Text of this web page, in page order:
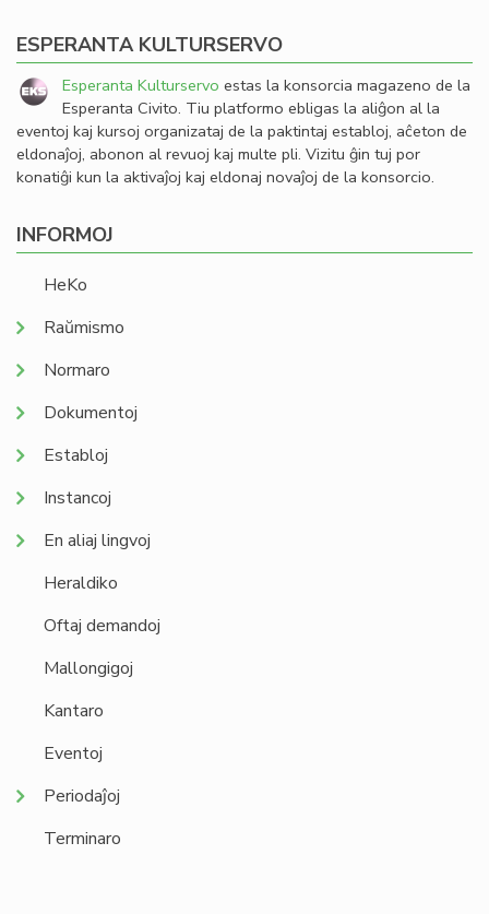
ESPERANTA KULTURSERVO
Esperanta Kulturservo estas la konsorcia magazeno de la
Esperanta Civito. Tiu platformo ebligas la aliĝon al la
eventoj kaj kursoj organizataj de la paktintaj establoj, aĉeton de
eldonaĵoj, abonon al revuoj kaj multe pli. Vizitu ĝin tuj por
konatiĝi kun la aktivaĵoj kaj eldonaj novaĵoj de la konsorcio.
INFORMOJ
HeKo
Raŭmismo
Normaro
Dokumentoj
Establoj
Instancoj
En aliaj lingvoj
Heraldiko
Oftaj demandoj
Mallongigoj
Kantaro
Eventoj
Periodaĵoj
Terminaro